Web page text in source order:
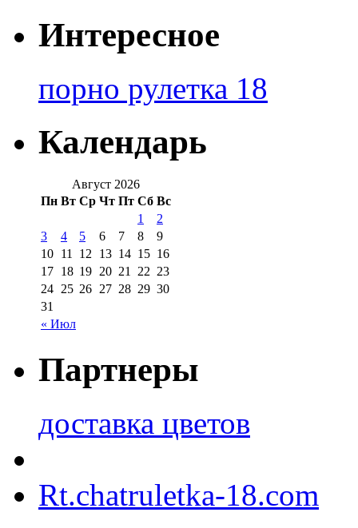
Интересное
порно рулетка 18
Календарь
Август 2026
Пн Вт Ср Чт Пт Сб Вс
« Июл
1
2
3
4 5 6 7 8
9
10 11 12 13 14 15 16
17 18 19 20 21 22 23
24 25 26 27 28 29 30
31
Партнеры
доставка цветов
Rt.chatruletka-18.com